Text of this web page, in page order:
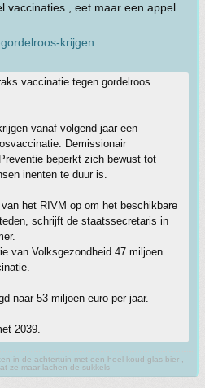
vaccinaties , eet maar een appel
krijgen
vaccinatie tegen gordelroos
vanaf volgend jaar een
Demissionair
beperkt zich bewust tot
inenten te duur is.
het RIVM op om het beschikbare
schrijft de staatssecretaris in
van Volksgezondheid 47 miljoen
naar 53 miljoen euro per jaar.
2039.
in de achtertuin met een heel koud glas bier ,
ze maar lachen de sukkels